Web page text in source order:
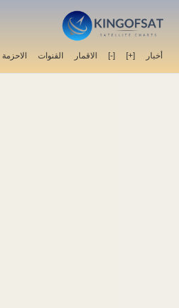
أخبار [+]
[-] الاقمار القنوات الاحزمة